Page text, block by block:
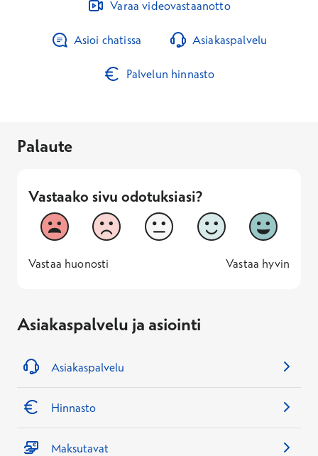
Varaa videovastaanotto
Asioi chatissa Asiakaspalvelu
Palvelun hinnasto
Palaute
Vastaako sivu odotuksiasi?
Vastaako sivu odotuksiasi?
1
Vastaa huonosti
2 3 4
5
Vastaa
1 -
Vastaa huonosti
— 5 -
Vastaa hyvin
Asiakaspalvelu ja asiointi
Asiakaspalvelu
Hinnasto
Maksutavat